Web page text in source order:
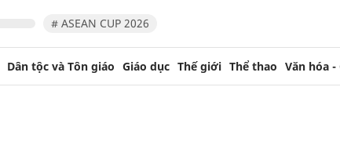
# ASEAN CUP 2026
Dân tộc và Tôn giáo Giáo dục Thế giới Thể thao Văn hóa